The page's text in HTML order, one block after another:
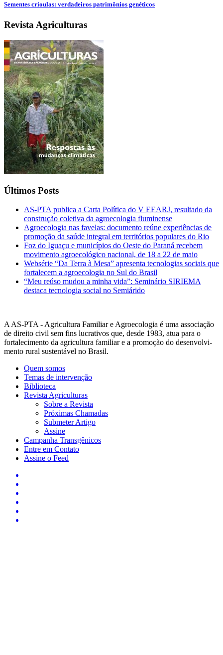
Sementes crioulas: verdadeiros patrimônios genéticos
Revista Agriculturas
Últimos Posts
AS-PTA publica a Carta Política do V EEARJ, resultado da
construção coletiva da agroecologia fluminense
Agroecologia nas favelas: documento reúne experiências de
promoção da saúde integral em territórios populares do Rio
Foz do Iguaçu e municípios do Oeste do Paraná recebem
movimento agroecológico nacional, de 18 a 22 de maio
Websérie “Da Terra à Mesa” apresenta tecnologias sociais que
fortalecem a agroecologia no Sul do Brasil
“Meu reúso mudou a minha vida”: Seminário SIRIEMA
destaca tecnologia social no Semiárido
A AS-PTA - Agricultura Familiar e Agro­ecologia é uma associação
de direito civil sem fins lucrativos que, desde 1983, atua para o
fortalecimento da agricultura familiar e a promoção do desenvolvi­
mento rural sustentável no Brasil.
Quem somos
Temas de intervenção
Biblioteca
Revista Agriculturas
Sobre a Revista
Próximas Chamadas
Submeter Artigo
Assine
Campanha Transgênicos
Entre em Contato
Assine o Feed